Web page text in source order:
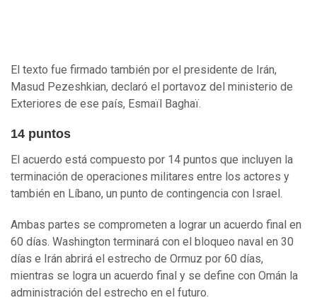
El texto fue firmado también por el presidente de Irán,
Masud Pezeshkian, declaró el portavoz del ministerio de
Exteriores de ese país, Esmaïl Baghaï.
14 puntos
El acuerdo está compuesto por 14 puntos que incluyen la
terminación de operaciones militares entre los actores y
también en Líbano, un punto de contingencia con Israel.
Ambas partes se comprometen a lograr un acuerdo final en
60 días. Washington terminará con el bloqueo naval en 30
días e Irán abrirá el estrecho de Ormuz por 60 días,
mientras se logra un acuerdo final y se define con Omán la
administración del estrecho en el futuro.